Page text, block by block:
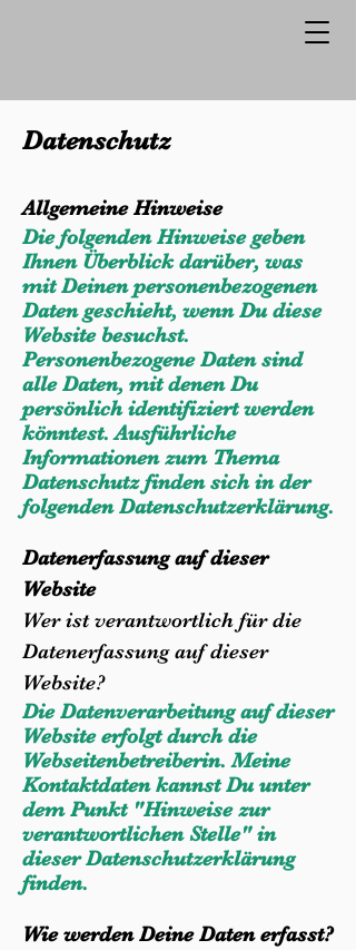
Datenschutz
Allgemeine Hinweise
Die folgenden Hinweise geben
Ihnen Überblick darüber, was
mit Deinen personenbezogenen
Daten geschieht, wenn Du diese
Website besuchst.
Personenbezogene Daten sind
alle Daten, mit denen Du
persönlich identifiziert werden
könntest. Ausführliche
Informationen zum Thema
Datenschutz finden sich in der
folgenden Datenschutzerklärung.
Datenerfassung auf dieser
Website
Wer ist verantwortlich für die
Datenerfassung auf dieser
Website?
Die Datenverarbeitung auf dieser
Website erfolgt durch die
Webseitenbetreiberin. Meine
Kontaktdaten kannst Du unter
dem Punkt "Hinweise zur
verantwortlichen Stelle" in
dieser Datenschutzerklärung
finden.
Wie werden Deine Daten erfasst?